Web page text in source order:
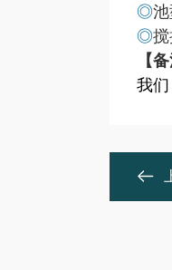
◎
◎
【
我